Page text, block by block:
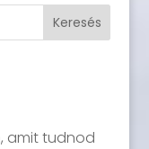
Keresés
amit tudnod